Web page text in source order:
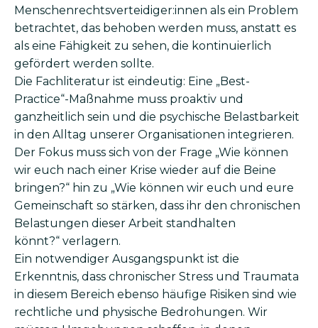
Menschenrechtsverteidiger:innen als ein Problem
betrachtet, das behoben werden muss, anstatt es
als eine Fähigkeit zu sehen, die kontinuierlich
gefördert werden sollte.
Die Fachliteratur ist eindeutig: Eine „Best-
Practice“-Maßnahme muss proaktiv und
ganzheitlich sein und die psychische Belastbarkeit
in den Alltag unserer Organisationen integrieren.
Der Fokus muss sich von der Frage „Wie können
wir euch nach einer Krise wieder auf die Beine
bringen?“ hin zu „Wie können wir euch und eure
Gemeinschaft so stärken, dass ihr den chronischen
Belastungen dieser Arbeit standhalten
könnt?“ verlagern.
Ein notwendiger Ausgangspunkt ist die
Erkenntnis, dass chronischer Stress und Traumata
in diesem Bereich ebenso häufige Risiken sind wie
rechtliche und physische Bedrohungen. Wir